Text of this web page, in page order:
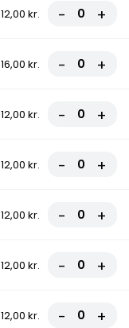
12,00 kr. - +
16,00 kr. - +
12,00 kr. - +
12,00 kr. - +
12,00 kr. - +
12,00 kr. - +
12,00 kr. - +